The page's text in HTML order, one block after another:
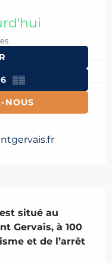
▒▒
NOUS
situé au
Gervais, à 100
et de l’arrêt